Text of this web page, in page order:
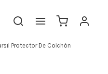
Protector De Colchón